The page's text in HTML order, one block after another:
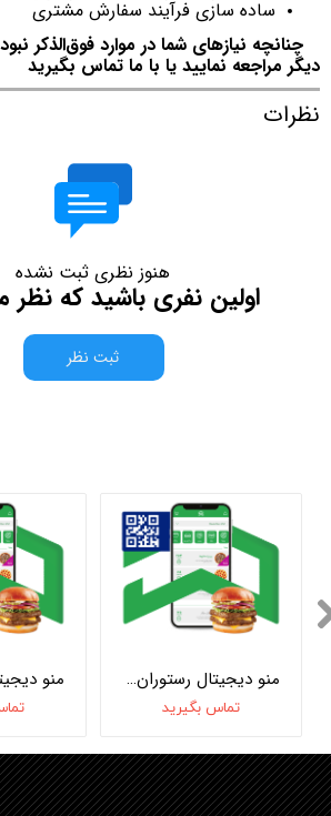
ساده سازی فرآیند سفارش مشتری
چنانچه نیازهای شما در موارد فوق‌الذکر
دیگر مراجعه نمایید یا با ما تماس بگیرید
نظرات
هنوز نظری ثبت نشده
اولین نفری باشید که
ثبت نظر
منو دیجیتال رستوران و کافی شاپ به همراه پرداخت آنلاین
تماس بگیرید